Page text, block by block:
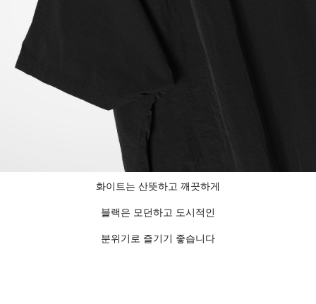
화이트는 산뜻하고 깨끗하게
블랙은 모던하고 도시적인
분위기로 즐기기 좋습니다